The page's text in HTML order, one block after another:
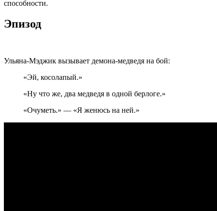
способности.
Эпизод
Ульяна-Мэджик вызывает демона-медведя на бой:
«Эй, косолапый.»
«Ну что же, два медведя в одной берлоге.»
«Очуметь.» — «Я женюсь на ней.»